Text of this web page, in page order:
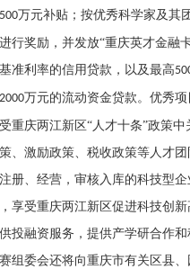
500万元补贴；按优秀科学家及其
行奖励，并发放“重庆英才金融
准利率的信用贷款，以及最高
2000万元的流动资金贷款。优秀
重庆两江新区“人才十条”政策
、激励政策、税收政策等人才
册、经营，审核入库的科技型企
享受重庆两江新区促进科技创
投融资服务，提供产学研合作
组委会还将向重庆市有关区县